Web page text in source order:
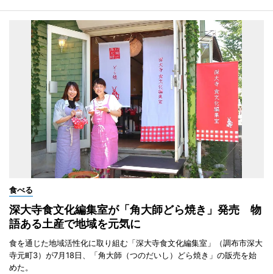
食べる
深大寺食文化編集室が「角大師どら焼き」発売 物
語ある土産で地域を元気に
食を通じた地域活性化に取り組む「深大寺食文化編集室」（調布市深大
寺元町3）が7月18日、「角大師（つのだいし）どら焼き」の販売を始
めた。